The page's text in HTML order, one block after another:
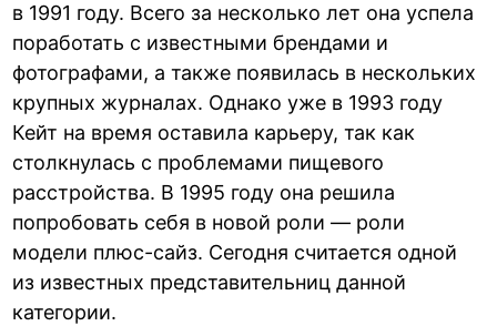
в 1991 году. Всего за несколько лет она успела
поработать с известными брендами и
фотографами, а также появилась в нескольких
крупных журналах. Однако уже в 1993 году
Кейт на время оставила карьеру, так как
столкнулась с проблемами пищевого
расстройства. В 1995 году она решила
попробовать себя в новой роли — роли
модели плюс-сайз. Сегодня считается одной
из известных представительниц данной
категории.